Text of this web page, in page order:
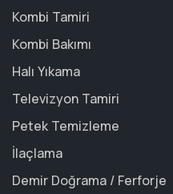
Kombi Tamiri
Kombi Bakımı
Halı Yıkama
Televizyon Tamiri
Petek Temizleme
İlaçlama
Demir Doğrama / Ferforje